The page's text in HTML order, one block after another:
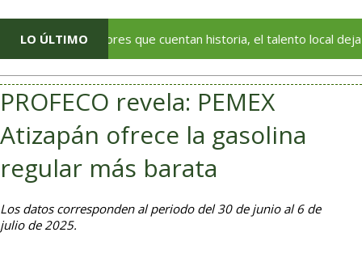
LO ÚLTIMO
Con colores que cuentan historia, el talento local deja huella
PROFECO revela: PEMEX
Atizapán ofrece la gasolina
regular más barata
Los datos corresponden al periodo del 30 de junio al 6 de
julio de 2025.